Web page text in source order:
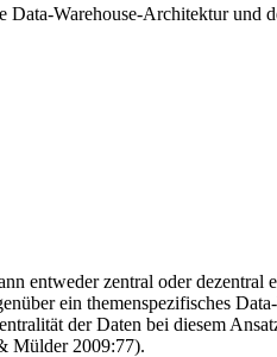
Warehouse-Architektur und
entweder zentral oder dezentral
ein themenspezifisches
der Daten bei diesem
Mülder 2009:77).